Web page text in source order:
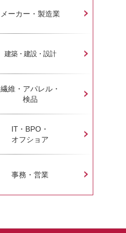
メーカー・製造業
建築・建設・設計
繊維・アパレル・
検品
IT・BPO・
オフショア
事務・営業